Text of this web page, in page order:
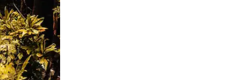
pomocou dotykových gest či potiahnutia prstom.